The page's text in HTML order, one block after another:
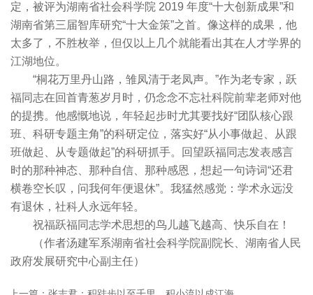
定，被评为湖南省社会科学院 2019 年度“十大创新成果”和
湖南省第三届智库研究“十大金策”之首。像这样的成果，他
太多了，不胜枚举，但仅以上几个就能看出其在人才学界的
江湖地位。
“桐花万里丹山路，雏凤清于老凤声。”作为老专家，跃
福同志在回首青葱岁月时，仍念念不忘社科院前辈老师对他
的提携。他感慨地说，年轻起步时尤其要找好“团队核心跟
班、科研专题主角”的科研定位，落实好“从小事做起、从跟
班做起、从专题做起”的科研抓手。回望跃福同志发表感言
时的那种神态、那种自信、那种感恩，想起一句诗词“还君
横卷空长叹，问我何年便退休”。我猛然感觉：学术永远没
有退休，社科人永远年轻。
祝福跃福同志学术思想的鸟儿越飞越高、快乐自在！
（作者汤建军系湖南省社会科学院副院长、湖南省人民
政府发展研究中心副主任）